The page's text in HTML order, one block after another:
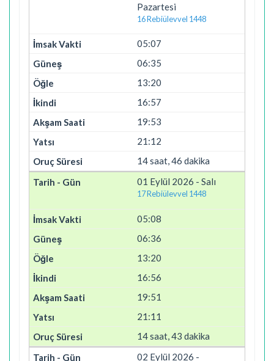
Pazartesi
16 Rebiülevvel 1448
05:07
06:35
13:20
16:57
19:53
21:12
14 saat, 46 dakika
01 Eylül 2026 - Salı
17 Rebiülevvel 1448
05:08
06:36
13:20
16:56
19:51
21:11
14 saat, 43 dakika
02 Eylül 2026 -